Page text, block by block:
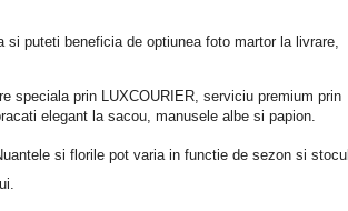
puteti beneficia de optiunea foto martor la livrare,
speciala prin LUXCOURIER, serviciu premium prin
elegant la sacou, manusele albe si papion.
si florile pot varia in functie de sezon si stocul